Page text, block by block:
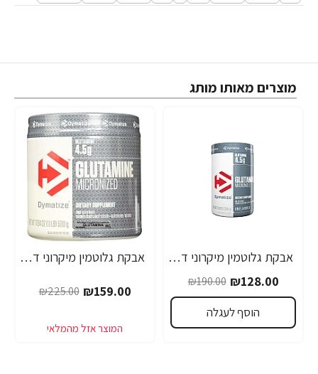
מוצרים מאותו מותג
-33%
אבקת גלוטמין מיקרוני דיימטייז 300 גרם - מבית Dymatize Nutrition
₪128.00
₪190.00
הוסף לעגלה
-29% אבקת גלוטמין מיקרוני דיימטייז 500 גרם - מבית Dymatize Nutrition
₪159.00
₪225.00